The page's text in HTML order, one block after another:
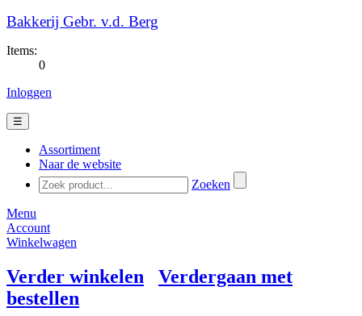
Bakkerij Gebr. v.d. Berg
Items:
0
Inloggen
☰
Assortiment
Naar de website
Zoeken
Menu
Account
Winkelwagen
Verder winkelen
Verdergaan met
bestellen